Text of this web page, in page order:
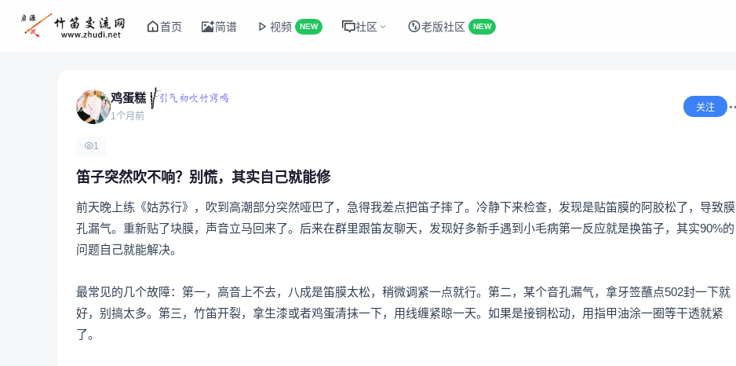
首页 简谱 视频 NEW 社区 老版社区 NEW
鸡蛋糕
1个月前
关注
1
笛子突然吹不响？别慌，其实自己就能修
前天晚上练《姑苏行》，吹到高潮部分突然哑巴了，急得我差点把笛子摔了。冷静下来检查，发现是贴笛膜的阿胶松了，导致膜
孔漏气。重新贴了块膜，声音立马回来了。后来在群里跟笛友聊天，发现好多新手遇到小毛病第一反应就是换笛子，其实90%的
问题自己就能解决。
最常见的几个故障：第一，高音上不去，八成是笛膜太松，稍微调紧一点就行。第二，某个音孔漏气，拿牙签蘸点502封一下就
好，别搞太多。第三，竹笛开裂，拿生漆或者鸡蛋清抹一下，用线缠紧晾一天。如果是接铜松动，用指甲油涂一圈等干透就紧
了。